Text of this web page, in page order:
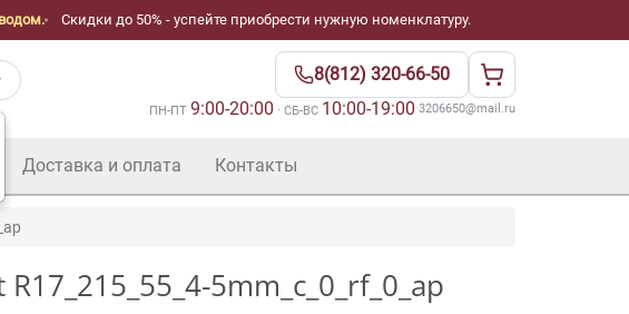
Скидки до 50% - успейте приобрести нужную номенклатуру.
8(812) 320-66-50
ПН-ПТ 9:00-20:00 · СБ-ВС 10:00-19:00·3206650@mail.ru
Доставка и оплата Контакты
5mm_c_0_rf_0_ap